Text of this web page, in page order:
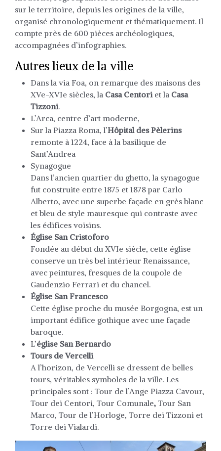
sur le territoire, depuis les origines de la ville,
organisé chronologiquement et thématiquement. Il
compte près de 600 pièces archéologiques,
accompagnées d’infographies.
Autres lieux de la ville
Dans la via Foa, on remarque des maisons des
XVe-XVIe siècles, la Casa Centoriet la Casa
Tizzoni.
L’Arca, centre d’art moderne,
Sur la Piazza Roma, l’Hôpital des Pèlerins
remonte à 1224, face à la basilique de
Sant’Andrea
Synagogue
Dans l’ancien quartier du ghetto, la synagogue
fut construite entre 1875 et 1878 par Carlo
Alberto, avec une superbe façade en grès blanc
et bleu de style mauresque qui contraste avec
les édifices voisins.
Église San Cristoforo
Fondée au début du XVIe siècle, cette église
conserve un très bel intérieur Renaissance,
avec peintures, fresques de la coupole de
Gaudenzio Ferrari et du chancel.
Église San Francesco
Cette église proche du musée Borgogna, est un
important édifice gothique avec une façade
baroque.
L’église San Bernardo
Tours de Vercelli
A l’horizon, de Vercelli se dressent de belles
tours, véritables symboles de la ville. Les
principales sont : Tour de l’Ange Piazza Cavour,
Tour dei Centori, Tour Comunale, Tour San
Marco, Tour de l’Horloge, Torre dei Tizzoni et
Torre dei Vialardi.